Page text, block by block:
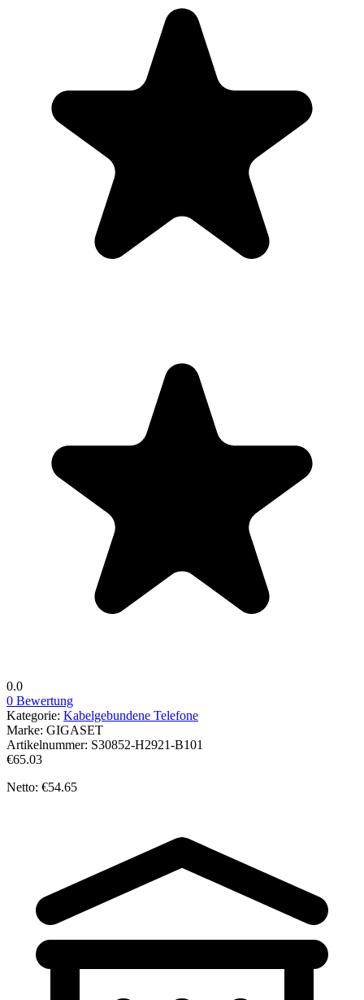
0.0
0 Bewertung
Kategorie: Kabelgebundene Telefone
Marke: GIGASET
Artikelnummer: S30852-H2921-B101
€65.03
Netto: €54.65